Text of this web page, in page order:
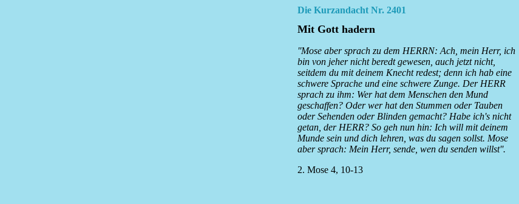
Die Kurzandacht Nr. 2401
Mit Gott hadern
''Mose aber sprach zu dem HERRN: Ach, mein Herr, ich
bin von jeher nicht beredt gewesen, auch jetzt nicht,
seitdem du mit deinem Knecht redest; denn ich hab eine
schwere Sprache und eine schwere Zunge. Der HERR
sprach zu ihm: Wer hat dem Menschen den Mund
geschaffen? Oder wer hat den Stummen oder Tauben
oder Sehenden oder Blinden gemacht? Habe ich's nicht
getan, der HERR? So geh nun hin: Ich will mit deinem
Munde sein und dich lehren, was du sagen sollst. Mose
aber sprach: Mein Herr, sende, wen du senden willst''.
2. Mose 4, 10-13